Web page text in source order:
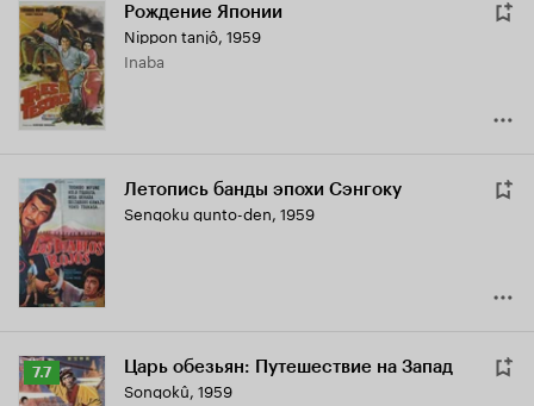
Рождение Японии
Nippon tanjô, 1959
Inaba
Летопись банды эпохи Сэнгоку
Sengoku gunto-den, 1959
Рейтинг
Кинопоиска
7.7 Царь обезьян: Путешествие на Запад
Songokû, 1959